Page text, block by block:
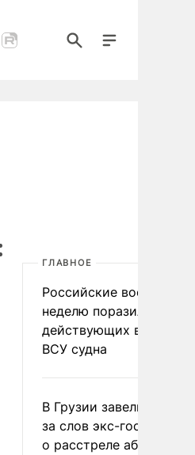
ГЛАВНОЕ
Российские военные за
неделю поразили 34
действующих в
ВСУ судна
В Грузии завели дело
за слов экс-
о расстреле абхазских